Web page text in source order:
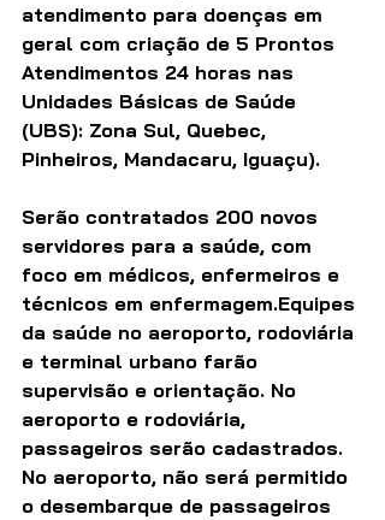
atendimento para doenças em
geral com criação de 5 Prontos
Atendimentos 24 horas nas
Unidades Básicas de Saúde
(UBS): Zona Sul, Quebec,
Pinheiros, Mandacaru, Iguaçu).
Serão contratados 200 novos
servidores para a saúde, com
foco em médicos, enfermeiros e
técnicos em enfermagem.Equipes
da saúde no aeroporto, rodoviária
e terminal urbano farão
supervisão e orientação. No
aeroporto e rodoviária,
passageiros serão cadastrados.
No aeroporto, não será permitido
o desembarque de passageiros